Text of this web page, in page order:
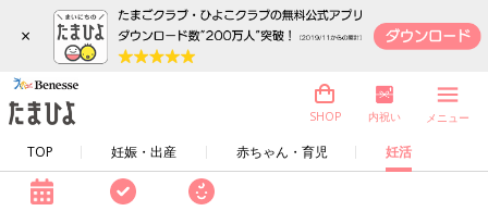
×
TOP 妊娠・出産 赤ちゃん・育児 妊活
SHOP 内祝い メニュー